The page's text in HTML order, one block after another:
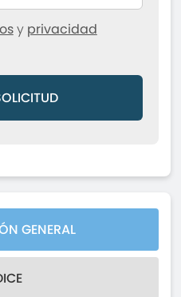
y privacidad
GENERAL